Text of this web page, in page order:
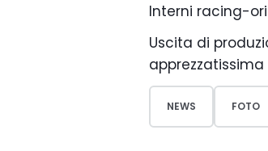
Interni racing-
Uscita di
NEWS FOTO